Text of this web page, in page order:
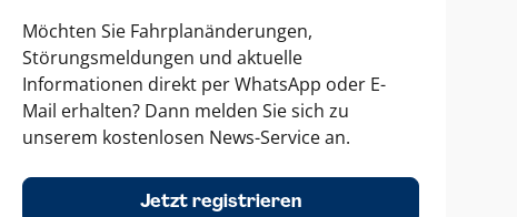
Möchten Sie Fahrplanänderungen,
Störungsmeldungen und aktuelle
Informationen direkt per WhatsApp oder E-
Mail erhalten? Dann melden Sie sich zu
unserem kostenlosen News-Service an.
Jetzt registrieren